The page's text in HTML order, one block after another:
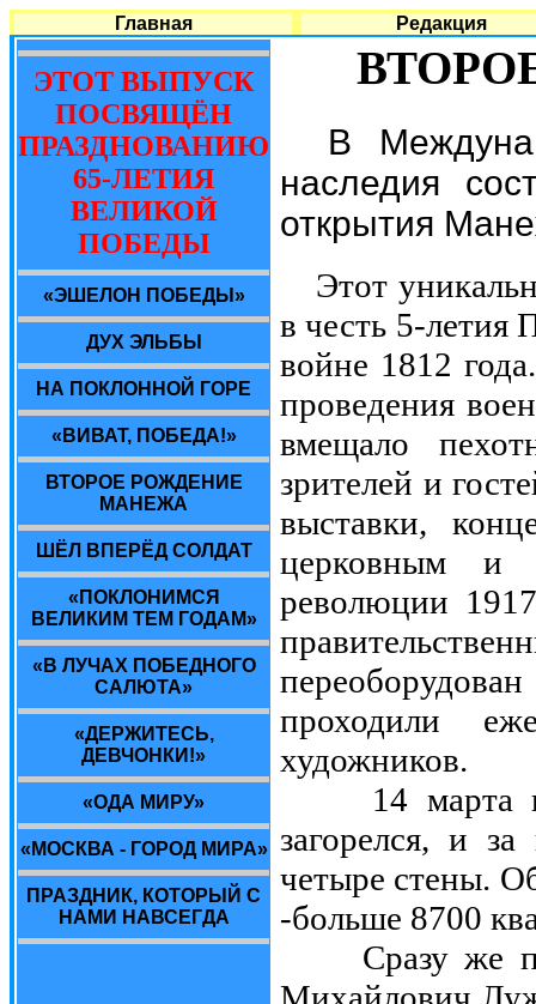
Главная Редакция
ЭТОТ ВЫПУСК
ПОСВЯЩЁН
ПРАЗДНОВАНИЮ
65-ЛЕТИЯ
ВЕЛИКОЙ
ПОБЕДЫ
«ЭШЕЛОН ПОБЕДЫ»
ДУХ ЭЛЬБЫ
НА ПОКЛОННОЙ ГОРЕ
«ВИВАТ, ПОБЕДА!»
ВТОРОЕ РОЖДЕНИЕ
МАНЕЖА
ШЁЛ ВПЕРЁД СОЛДАТ
«ПОКЛОНИМСЯ
ВЕЛИКИМ ТЕМ ГОДАМ»
«В ЛУЧАХ ПОБЕДНОГО
САЛЮТА»
«ДЕРЖИТЕСЬ,
ДЕВЧОНКИ!»
«ОДА МИРУ»
«МОСКВА - ГОРОД МИРА»
ПРАЗДНИК, КОТОРЫЙ С
НАМИ НАВСЕГДА
В
наследия
открытия
Этот
в честь 5-летия
войне 1812
проведения
вмещало
зрителей и
выставки,
церковным и
революции
проходили
художников.
14 марта
загорелся, и
четыре стены.
-больше 8700
Сразу же